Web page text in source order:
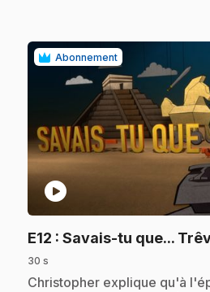
Abonnement
play_circle
E12 : Savais-tu que...
30 s
.Christopher explique qu'à